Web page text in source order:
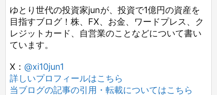
ゆとり世代の投資家junが、投資で1億円の資産を
目指すブログ！株、FX、お金、ワードプレス、ク
レジットカード、自営業のことなどについて書い
ています。
X： @xi10jun1
詳しいプロフィールはこちら
当ブログの記事の引用・転載についてはこちら